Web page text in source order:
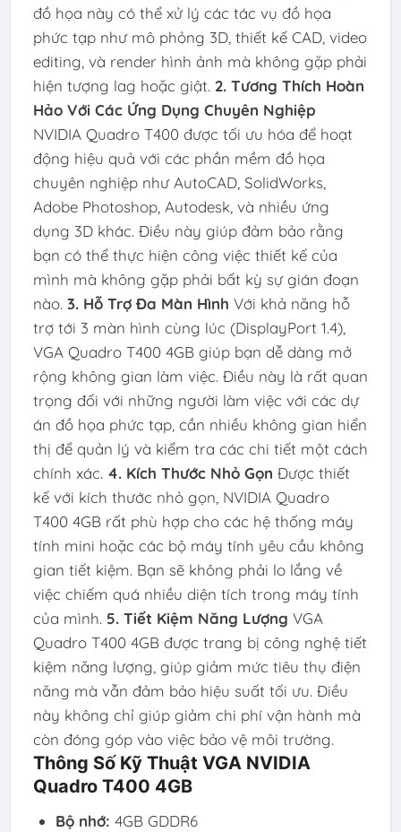
đồ họa này có thể xử lý các tác vụ đồ họa
phức tạp như mô phỏng 3D, thiết kế CAD, video
editing, và render hình ảnh mà không gặp phải
hiện tượng lag hoặc giật. 2. Tương Thích Hoàn
Hảo Với Các Ứng Dụng Chuyên Nghiệp
NVIDIA Quadro T400 được tối ưu hóa để hoạt
động hiệu quả với các phần mềm đồ họa
chuyên nghiệp như AutoCAD, SolidWorks,
Adobe Photoshop, Autodesk, và nhiều ứng
dụng 3D khác. Điều này giúp đảm bảo rằng
bạn có thể thực hiện công việc thiết kế của
mình mà không gặp phải bất kỳ sự gián đoạn
nào. 3. Hỗ Trợ Đa Màn Hình Với khả năng hỗ
trợ tới 3 màn hình cùng lúc (DisplayPort 1.4),
VGA Quadro T400 4GB giúp bạn dễ dàng mở
rộng không gian làm việc. Điều này là rất quan
trọng đối với những người làm việc với các dự
án đồ họa phức tạp, cần nhiều không gian hiển
thị để quản lý và kiểm tra các chi tiết một cách
chính xác. 4. Kích Thước Nhỏ Gọn Được thiết
kế với kích thước nhỏ gọn, NVIDIA Quadro
T400 4GB rất phù hợp cho các hệ thống máy
tính mini hoặc các bộ máy tính yêu cầu không
gian tiết kiệm. Bạn sẽ không phải lo lắng về
việc chiếm quá nhiều diện tích trong máy tính
của mình. 5. Tiết Kiệm Năng Lượng VGA
Quadro T400 4GB được trang bị công nghệ tiết
kiệm năng lượng, giúp giảm mức tiêu thụ điện
năng mà vẫn đảm bảo hiệu suất tối ưu. Điều
này không chỉ giúp giảm chi phí vận hành mà
còn đóng góp vào việc bảo vệ môi trường.
Thông Số Kỹ Thuật VGA NVIDIA
Quadro T400 4GB
Bộ nhớ: 4GB GDDR6